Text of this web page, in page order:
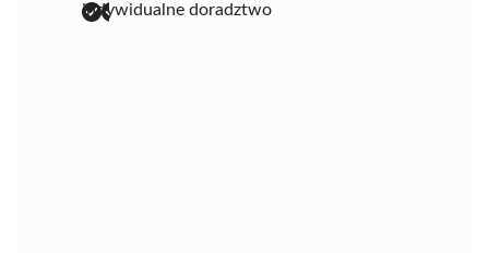
indywidualne doradztwo